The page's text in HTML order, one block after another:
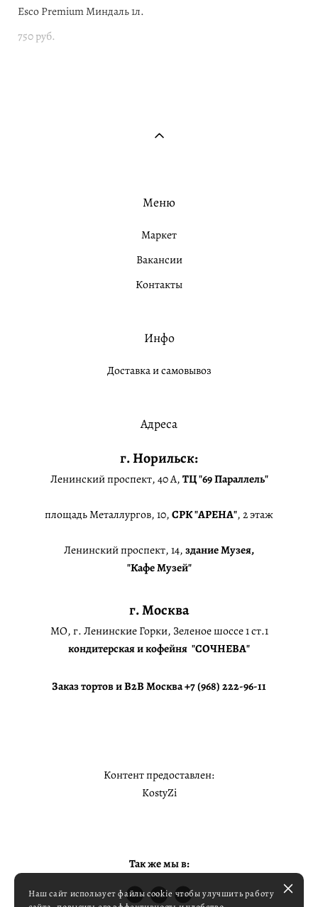
Esco Premium Миндаль 1л.
750 pуб.
Меню
Маркет
Вакансии
Контакты
Инфо
Доставка и самовывоз
Адреса
г. Норильск:
Ленинский проспект, 40 А,ТЦ "69 Параллель"
площадь Металлургов, 10,СРК "АРЕНА", 2 этаж
Ленинский проспект, 14,здание Музея,
"Кафе Музей"
г. Москва
МО, г. Ленинские Горки, Зеленое шоссе 1 ст.1
кондитерская и кофейня "СОЧНЕВА"
Заказ тортов и B2B Москва +7 (968) 222-96-11
Контент предоставлен:
KostyZi
Так же мы в:
Наш сайт использует файлы cookie чтобы улучшить работу